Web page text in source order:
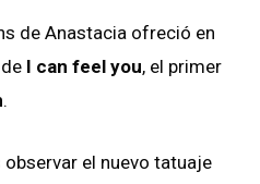
de Anastacia ofreció en
I can feel you, el primer
.
el nuevo tatuaje